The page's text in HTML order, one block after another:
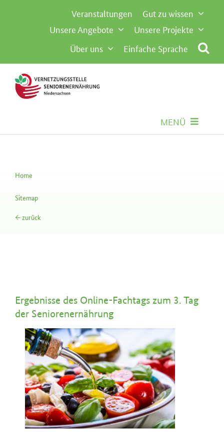
Veranstaltungen
Gut zu wissen
Unsere Angebote
Unsere Projekte
Über uns
Einfache Sprache
MENÜ
Besondere Anforderungen
Home
Sitemap
← zurück
Ergebnisse des Online-Fachtags zum 3. Tag
der Seniorenernährung